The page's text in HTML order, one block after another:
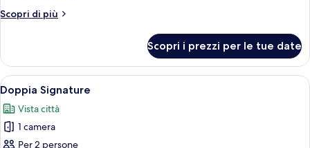
Scopri di più
Altri
familiare
Scopri i prezzi per le tue date
Apri
tutte
le
foto
Una camera da letto ordinata con
6
Doppia Signature
Vista città
1 camera
Per 2 persone